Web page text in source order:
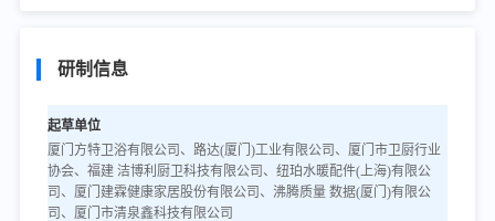
研制信息
起草单位
厦门方特卫浴有限公司、路达(厦门)工业有限公司、厦门市卫厨行业
协会、福建 洁博利厨卫科技有限公司、纽珀水暖配件(上海)有限公
司、厦门建霖健康家居股份有限公司、沸腾质量 数据(厦门)有限公
司、厦门市清泉鑫科技有限公司